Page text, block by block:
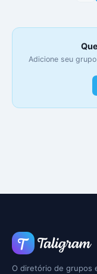
Adicione seu
O diretório de grupos